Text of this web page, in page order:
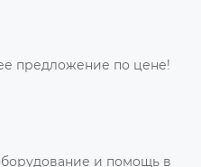
предложение по цене!
и помощь в